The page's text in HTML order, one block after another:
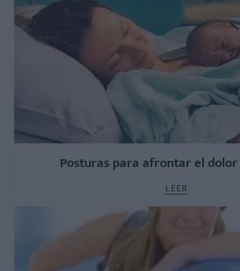
Posturas para afrontar el
LEER